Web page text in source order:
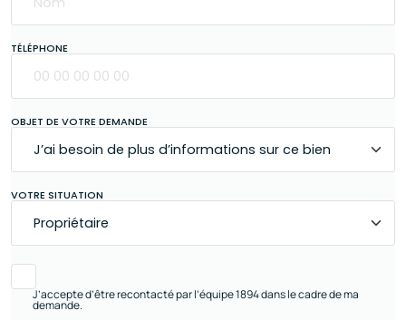
TÉLÉPHONE
OBJET DE VOTRE DEMANDE
VOTRE SITUATION
J’accepte d’être recontacté par l’équipe 1894 dans le cadre de ma
demande.